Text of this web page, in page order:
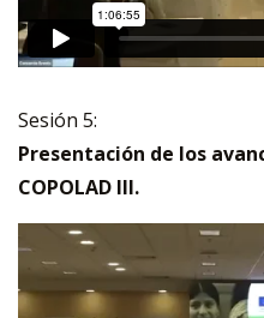
Sesión 5:
Presentación de los
COPOLAD III.